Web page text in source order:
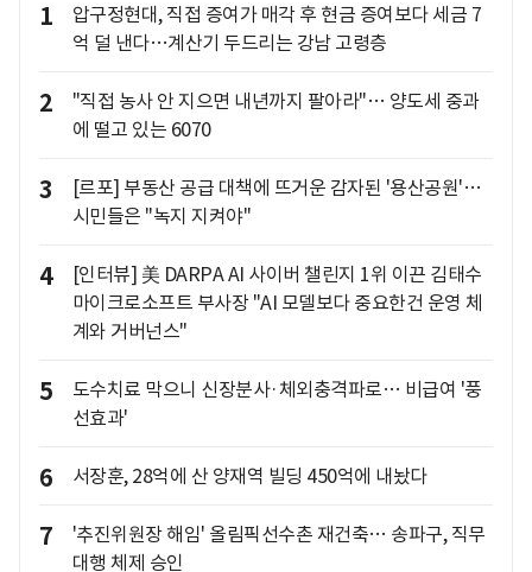
1
압구정현대, 직접 증여가 매각 후 현금 증여보다 세금 7
억 덜 낸다…계산기 두드리는 강남 고령층
2
"직접 농사 안 지으면 내년까지 팔아라"… 양도세 중과
에 떨고 있는 6070
3
[르포] 부동산 공급 대책에 뜨거운 감자된 '용산공원'…
시민들은 "녹지 지켜야"
4
[인터뷰] 美 DARPA AI 사이버 챌린지 1위 이끈 김태수
마이크로소프트 부사장 "AI 모델보다 중요한건 운영 체
계와 거버넌스"
5
도수치료 막으니 신장분사·체외충격파로… 비급여 '풍
선효과'
6 서장훈, 28억에 산 양재역 빌딩 450억에 내놨다
7
'추진위원장 해임' 올림픽선수촌 재건축… 송파구, 직무
대행 체제 승인